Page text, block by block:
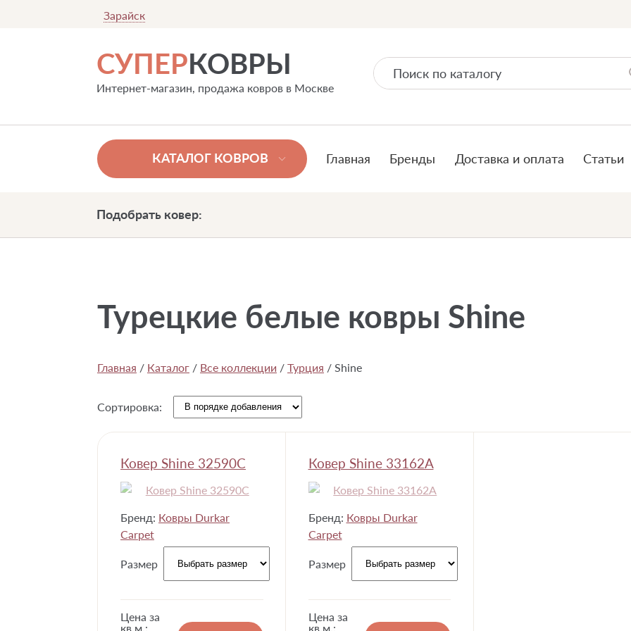
Зарайск
СУПЕРКОВРЫ
Интернет-магазин, продажа ковров в Москве
КАТАЛОГ КОВРОВ Главная Бренды Доставка и оплата Статьи
Подобрать ковер:
Турецкие белые ковры Shine
Главная / Каталог / Все коллекции / Турция / Shine
Сортировка:
Ковер Shine 32590C
Бренд: Ковры Durkar
Carpet
Размер
Цена за
кв.м.:
Ковер Shine 33162A
Бренд: Ковры Durkar
Carpet
Размер
Цена за
кв.м.: